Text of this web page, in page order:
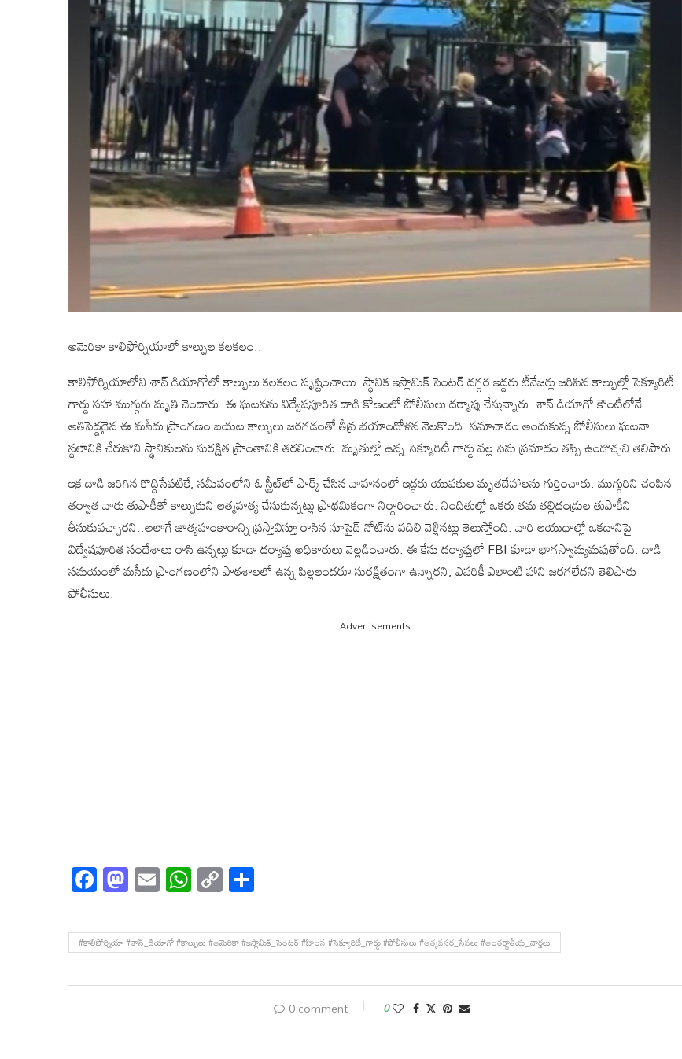
అమెరికా కాలిఫోర్నియాలో కాల్పుల కలకలం..
కాలిఫోర్నియాలోని శాన్‌ డియాగోలో కాల్పులు కలకలం సృష్టించాయి. స్థానిక ఇస్లామిక్ సెంటర్ దగ్గర ఇద్దరు టీనేజర్లు జరిపిన కాల్పుల్లో సెక్యూరిటీ
గార్డు సహా ముగ్గురు మృతి చెందారు. ఈ ఘటనను విద్వేషపూరిత దాడి కోణంలో పోలీసులు దర్యాప్తు చేస్తున్నారు. శాన్‌ డియాగో కౌంటీలోనే
అతిపెద్దదైన ఈ మసీదు ప్రాంగణం బయట కాల్పులు జరగడంతో తీవ్ర భయాందోళన నెలకొంది. సమాచారం అందుకున్న పోలీసులు ఘటనా
స్థలానికి చేరుకొని స్థానికులను సురక్షిత ప్రాంతానికి తరలించారు. మృతుల్లో ఉన్న సెక్యూరిటీ గార్డు వల్ల పెను ప్రమాదం తప్పి ఉండొచ్చని తెలిపారు.
ఇక దాడి జరిగిన కొద్దిసేపటికే, సమీపంలోని ఓ స్ట్రీట్‌లో పార్క్ చేసిన వాహనంలో ఇద్దరు యువకుల మృతదేహాలను గుర్తించారు. ముగ్గురిని చంపిన
తర్వాత వారు తుపాకీతో కాల్చుకుని ఆత్మహత్య చేసుకున్నట్లు ప్రాథమికంగా నిర్ధారించారు. నిందితుల్లో ఒకరు తమ తల్లిదండ్రుల తుపాకీని
తీసుకువచ్చారని..అలాగే జాత్యహంకారాన్ని ప్రస్తావిస్తూ రాసిన సూసైడ్ నోట్‌ను వదిలి వెళ్లినట్లు తెలుస్తోంది. వారి ఆయుధాల్లో ఒకదానిపై
విద్వేషపూరిత సందేశాలు రాసి ఉన్నట్లు కూడా దర్యాప్తు అధికారులు వెల్లడించారు. ఈ కేసు దర్యాప్తులో FBI కూడా భాగస్వామ్యమవుతోంది. దాడి
సమయంలో మసీదు ప్రాంగణంలోని పాఠశాలలో ఉన్న పిల్లలందరూ సురక్షితంగా ఉన్నారని, ఎవరికీ ఎలాంటి హాని జరగలేదని తెలిపారు
పోలీసులు.
Advertisements
Facebook
Mastodon
EmailWhatsApp
Copy
Link
#కాలిఫోర్నియా #శాన్_డియాగో #కాల్పులు #అమెరికా #ఇస్లామిక్_సెంటర్ #హింస #సెక్యూరిటీ_గార్డు #పోలీసులు #అత్యవసర_సేవలు #అంతర్జాతీయ_వార్తలు
0 comment 0